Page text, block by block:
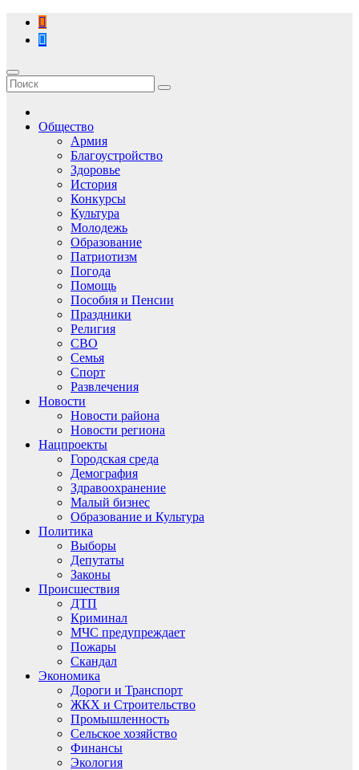
Перейти
содержимому
Общество
Армия
Благоустройство
Здоровье
История
Конкурсы
Культура
Молодежь
Образование
Патриотизм
Погода
Помощь
Пособия и Пенсии
Праздники
Религия
СВО
Семья
Спорт
Развлечения
Новости
Новости района
Новости региона
Нацпроекты
Городская среда
Демография
Здравоохранение
Малый бизнес
Образование и Культура
Политика
Выборы
Депутаты
Законы
Происшествия
ДТП
Криминал
МЧС предупреждает
Пожары
Скандал
Экономика
Дороги и Транспорт
ЖКХ и Строительство
Промышленность
Сельское хозяйство
Финансы
Экология